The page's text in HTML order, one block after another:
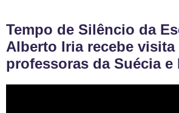
Tempo de Silêncio da
Alberto Iria recebe visita
professoras da Suécia e